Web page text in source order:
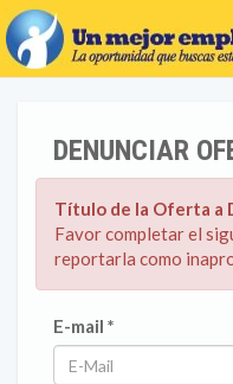
DENUNCIAR
Título de la Oferta a
Favor completar el
reportarla como
E-mail *